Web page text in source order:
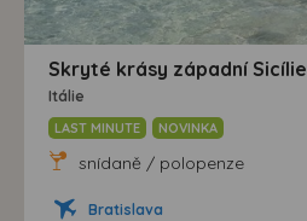
Skryté krásy západní Sicílie
Itálie
LAST MINUTE NOVINKA
snídaně / polopenze
Bratislava